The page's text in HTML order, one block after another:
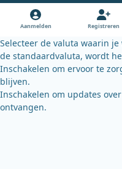
Aanmelden Registreren
Selecteer de valuta waarin
de standaardvaluta, wordt
Inschakelen om ervoor te
blijven.
Inschakelen om updates
ontvangen.